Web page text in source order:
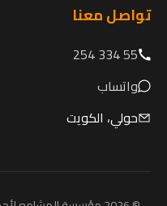
تواصل معنا
55 334 254
واتساب
حولي، الكويت